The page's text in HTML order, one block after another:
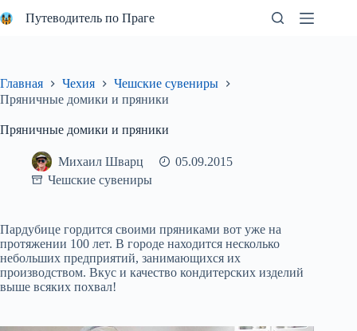
к
Путеводитель по Праге
Главная Чехия
Чешские сувениры
Пряничные домики и пряники
Пряничные домики и пряники
Михаил Шварц
05.09.2015
Чешские сувениры
Пардубице гордится своими пряниками вот уже на
протяжении 100 лет. В городе находится несколько
небольших предприятий, занимающихся их
производством. Вкус и качество кондитерских изделий
выше всяких похвал!